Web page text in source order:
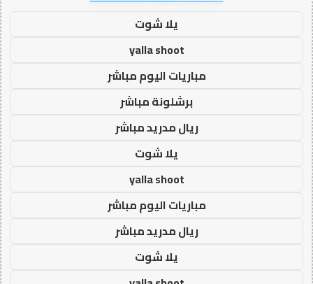
يلا شوت
yalla shoot
مباريات اليوم مباشر
برشلونة مباشر
ريال مدريد مباشر
يلا شوت
yalla shoot
مباريات اليوم مباشر
ريال مدريد مباشر
يلا شوت